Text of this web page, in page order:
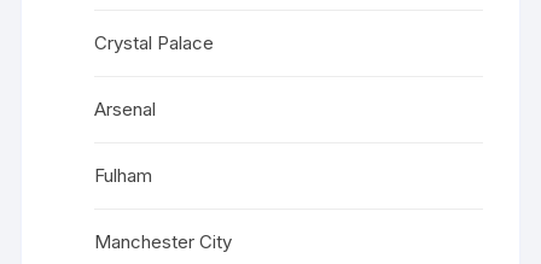
Crystal Palace
Arsenal
Fulham
Manchester City